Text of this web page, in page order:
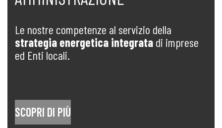
Le nostre competenze al servizio della
strategia energetica integrata di imprese
ed Enti locali.
SCOPRI DI PIÙ